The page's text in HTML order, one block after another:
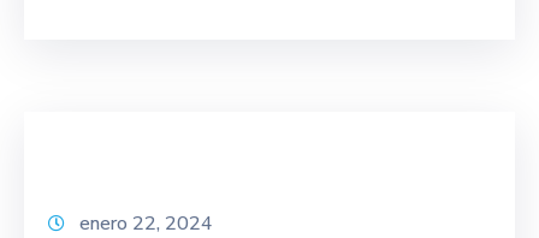
enero 22, 2024